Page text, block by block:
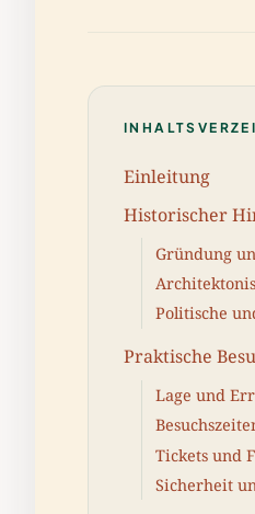
Einleitung
Historischer
Gründung
Politische
Praktische
Lage und
Tickets und
Sicherheit